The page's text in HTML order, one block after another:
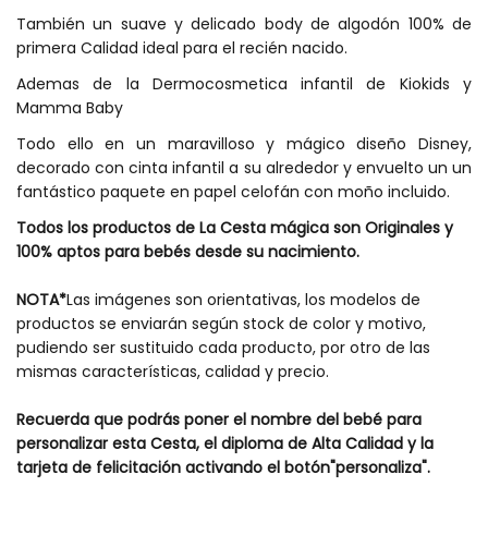
También un suave y delicado body de algodón 100% de
primera Calidad ideal para el recién nacido.
Ademas de la Dermocosmetica infantil de Kiokids y
Mamma Baby
Todo ello en un maravilloso y mágico diseño Disney,
decorado con cinta infantil a su alrededor y envuelto un un
fantástico paquete en papel celofán con moño incluido.
Todos los productos de La Cesta mágica son Originales y
100% aptos para bebés desde su nacimiento.
NOTA*Las imágenes son orientativas, los modelos de
productos se enviarán según stock de color y motivo,
pudiendo ser sustituido cada producto, por otro de las
mismas características, calidad y precio.
Recuerda que podrás poner el nombre del bebé para
personalizar esta Cesta, el diploma de Alta Calidad y la
tarjeta de felicitación activando el botón"personaliza".